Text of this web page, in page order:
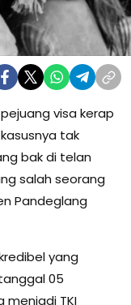
visa kerap
tak
bak di telan
salah seorang
Pandeglang
yang
05
menjadi TKI